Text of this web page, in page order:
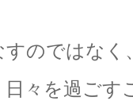
のではなく
々を過ごす